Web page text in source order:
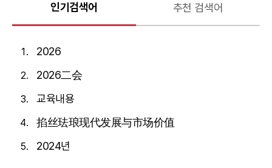
인기검색어 추천 검색어
2026
2026二会
교육내용
掐丝珐琅现代发展与市场价值
2024년